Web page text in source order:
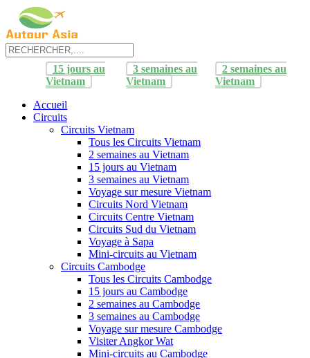
15 jours au
Vietnam
3 semaines au
Vietnam
2 semaines au
Vietnam
Accueil
Circuits
Circuits Vietnam
Tous les Circuits Vietnam
2 semaines au Vietnam
15 jours au Vietnam
3 semaines au Vietnam
Voyage sur mesure Vietnam
Circuits Nord Vietnam
Circuits Centre Vietnam
Circuits Sud du Vietnam
Voyage à Sapa
Mini-circuits au Vietnam
Circuits Cambodge
Tous les Circuits Cambodge
15 jours au Cambodge
2 semaines au Cambodge
3 semaines au Cambodge
Voyage sur mesure Cambodge
Visiter Angkor Wat
Mini-circuits au Cambodge